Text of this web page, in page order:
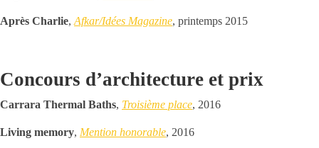
Après Charlie, Afkar/Idées Magazine, printemps 2015
Concours d’architecture et prix
Carrara Thermal Baths, Troisième place, 2016
Living memory, Mention honorable, 2016